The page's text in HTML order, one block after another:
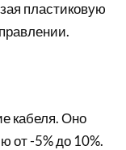
пластиковую
кабеля. Оно
от -5% до 10%.